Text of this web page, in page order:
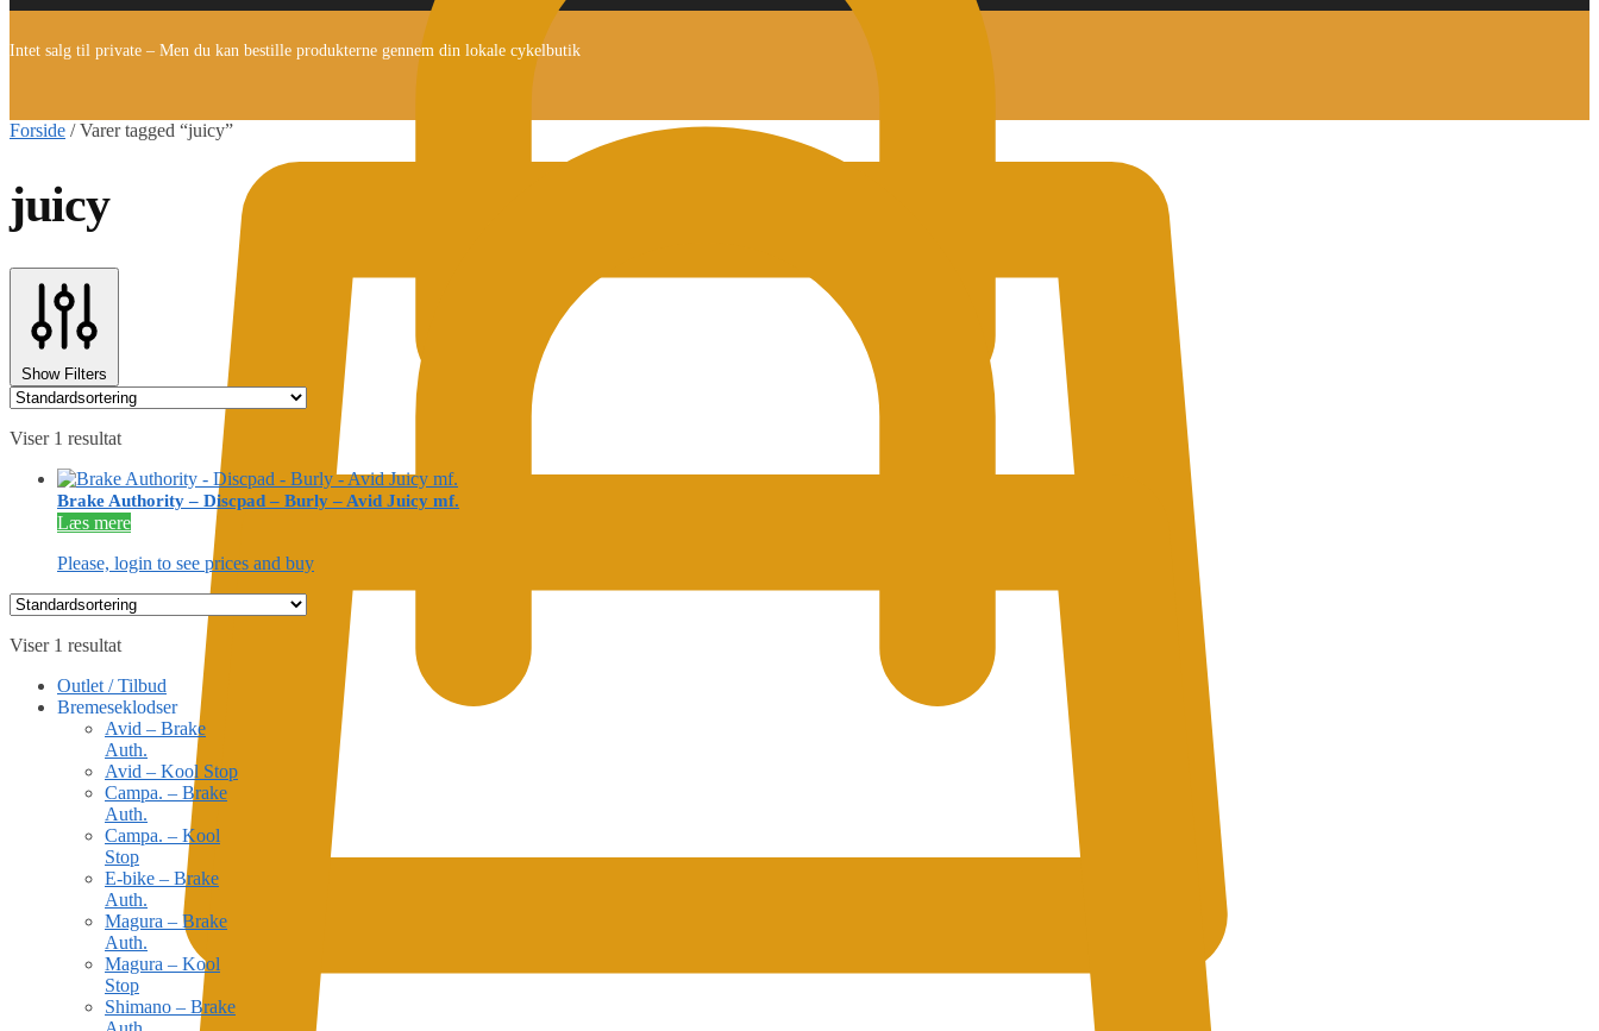
Intet salg til private – Men du kan bestille produkterne gennem din lokale cykelbutik
Forside /Varer tagged “juicy”
juicy
Show Filters
Viser 1 resultat
Brake Authority – Discpad – Burly – Avid Juicy mf.
Læs mere
Please, login to see prices and buy
Viser 1 resultat
Outlet / Tilbud
Bremeseklodser
Avid – Brake
Auth.
Avid – Kool Stop
Campa. – Brake
Auth.
Campa. – Kool
Stop
E-bike – Brake
Auth.
Magura – Brake
Auth.
Magura – Kool
Stop
Shimano – Brake